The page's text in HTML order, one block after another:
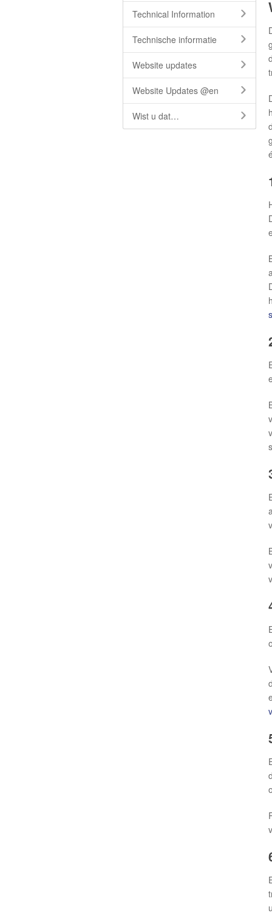
Technical Information
Technische informatie
Website updates
Website Updates @en
Wist u dat…